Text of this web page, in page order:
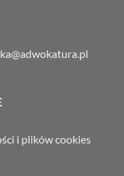
i plików cookies